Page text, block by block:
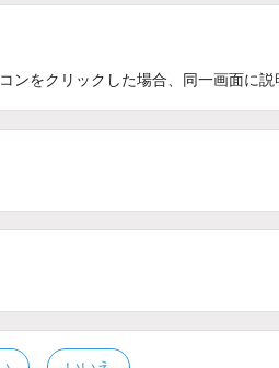
ンをクリックした場合、同一画面に説